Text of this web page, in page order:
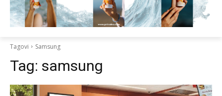
Tagovi Samsung
Tag: samsung